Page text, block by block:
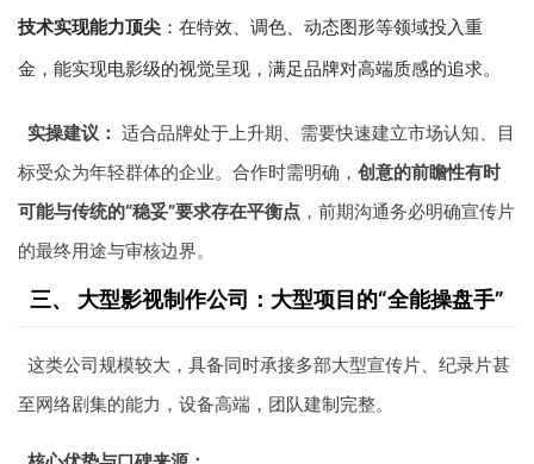
技术实现能力顶尖 ：在特效、调色、动态图形等领域投入重
金，能实现电影级的视觉呈现，满足品牌对高端质感的追求。
实操建议： 适合品牌处于上升期、需要快速建立市场认知、目
标受众为年轻群体的企业。合作时需明确， 创意的前瞻性有时
可能与传统的“稳妥”要求存在平衡点 ，前期沟通务必明确宣传片
的最终用途与审核边界。
三、 大型影视制作公司：大型项目的“全能操盘手”
这类公司规模较大，具备同时承接多部大型宣传片、纪录片甚
至网络剧集的能力，设备高端，团队建制完整。